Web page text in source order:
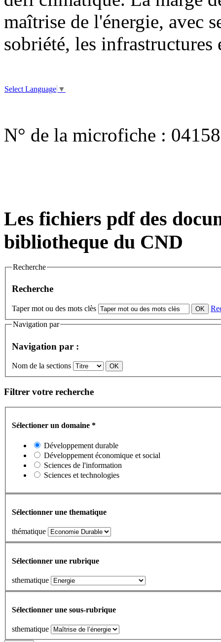
maîtrise de l'énergie, avec
sobriété, les
Select Language ▼
N° de la microfiche :
Les fichiers pdf des
bibliotheque du CND
Recherche
Recherche
Taper mot ou des mots clès
Navigation par
Navigation par :
Nom de la sections
Filtrer votre recherche
Sélectioner un domaine *
Développement durable
Développement économique et social
Sciences de l'information
Sciences et technologies
Sélectionner une thematique
thématique
Sélectionner une rubrique
sthematique
Sélectionner une sous-rubrique
sthematique